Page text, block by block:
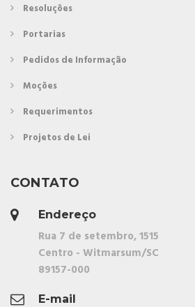
Resoluções
Portarias
Pedidos de Informação
Moções
Requerimentos
Projetos de Lei
CONTATO
Endereço
Rua 7 de setembro, 1515
Centro - Witmarsum/SC
89157-000
E-mail